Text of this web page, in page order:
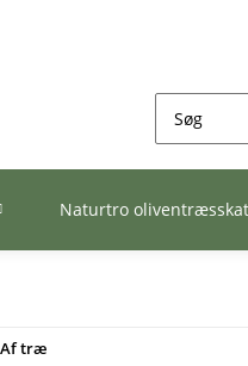
Naturtro
Af træ